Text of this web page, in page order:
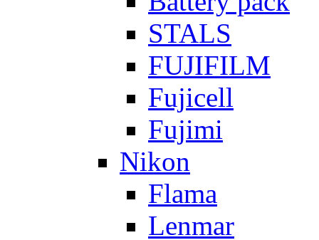
STALS
FUJIFILM
Fujicell
Fujimi
Nikon
Flama
Lenmar